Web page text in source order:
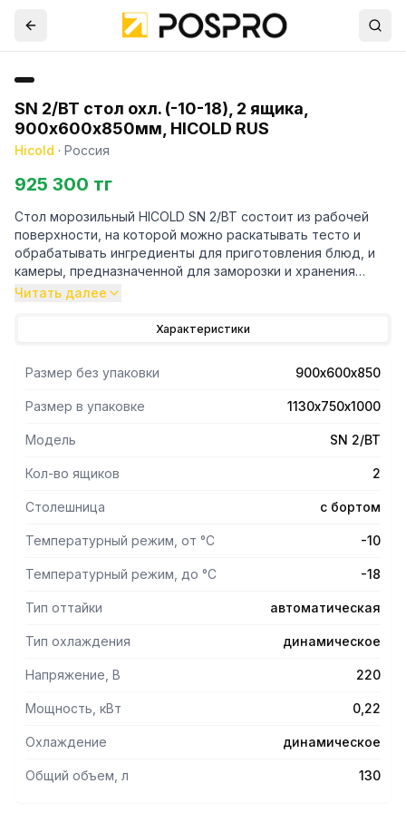
SN 2/BT стол охл. (-10-18), 2 ящика,
900х600х850мм, HICOLD RUS
Hicold · Россия
925 300 тг
Стол морозильный HICOLD SN 2/BT состоит из рабочей
поверхности, на которой можно раскатывать тесто и
обрабатывать ингредиенты для приготовления блюд, и
камеры, предназначенной для заморозки и хранения
продуктов и полуфабрикатов. Оборудование подходит
Возможность эксплуатации при температуре
окружающей среды до +32 °С;
GN - полная совместимость с комплексом
изоляцией толщиной 50 мм обеспечивает высокую
надежностью и несколькими режимами оттаивания;
Вентилятор увеличенной мощности;
обеспечивает равномерное и быстрое охлаждение;
Интеллектуальное размораживание;
Термическое выпаривание конденсата;
Читать далее
Характеристики
Размер без упаковки 900х600х850
Размер в упаковке 1130х750х1000
Модель SN 2/BT
Кол-во ящиков 2
Столешница с бортом
Температурный режим, от °С -10
Температурный режим, до °С -18
Тип оттайки автоматическая
Тип охлаждения динамическое
Напряжение, В 220
Мощность, кВт 0,22
Охлаждение динамическое
Общий объем, л 130